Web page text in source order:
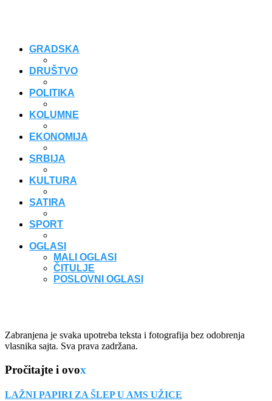
GRADSKA
DRUŠTVO
POLITIKA
KOLUMNE
EKONOMIJA
SRBIJA
KULTURA
SATIRA
SPORT
OGLASI
MALI OGLASI
ČITULJE
POSLOVNI OGLASI
Zabranjena je svaka upotreba teksta i fotografija bez odobrenja
vlasnika sajta. Sva prava zadržana.
Pročitajte i ovox
LAŽNI PAPIRI ZA ŠLEP U AMS UŽICE